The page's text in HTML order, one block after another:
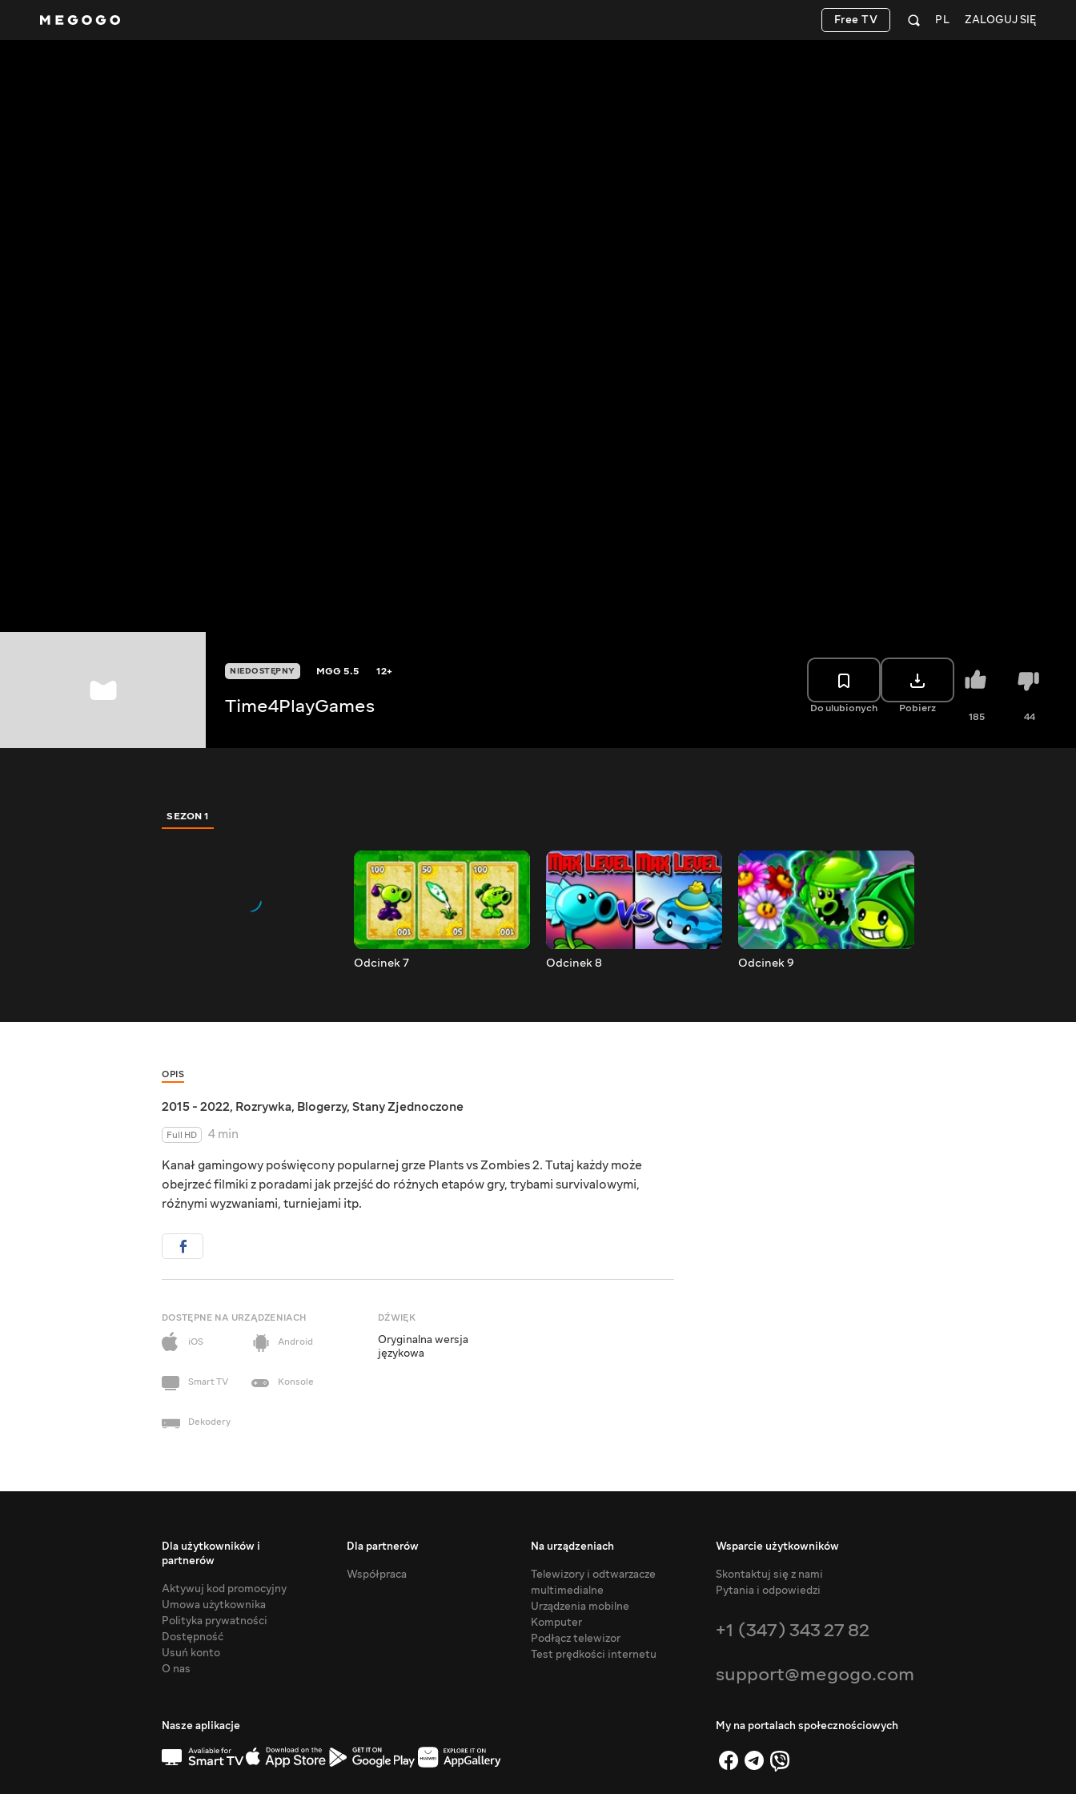
ZALOGUJ SIĘ
PL
Free TV
NIEDOSTĘPNY MGG5.5 12+
Time4PlayGames Do ulubionych Pobierz
185 44
SEZON 1
Odcinek 7 Odcinek 8 Odcinek 9
OPIS
2015 - 2022, Rozrywka, Blogerzy, Stany Zjednoczone
Full HD
4 min
Kanał gamingowy poświęcony popularnej grze Plants vs Zombies 2. Tutaj każdy może
obejrzeć filmiki z poradami jak przejść do różnych etapów gry, trybami survivalowymi,
różnymi wyzwaniami, turniejami itp.
DOSTĘPNE NA URZĄDZENIACH
iOS
Android
Smart TV Konsole
Dekodery
DŹWIĘK
Oryginalna wersja
językowa
Dla użytkowników i
partnerów
Aktywuj kod promocyjny
Umowa użytkownika
Polityka prywatności
Dostępność
Usuń konto
O nas
Dla partnerów
Współpraca
Na urządzeniach
Telewizory i odtwarzacze
multimedialne
Urządzenia mobilne
Komputer
Podłącz telewizor
Test prędkości internetu
Wsparcie użytkowników
Skontaktuj się z nami
Pytania i odpowiedzi
+1 (347) 343 27 82
support@megogo.com
Nasze aplikacje My na portalach społecznościowych